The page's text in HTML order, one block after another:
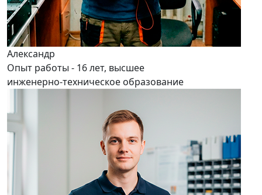
Александр
Опыт работы - 16 лет, высшее
инженерно-техническое образование